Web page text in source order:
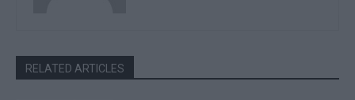
RELATED ARTICLES